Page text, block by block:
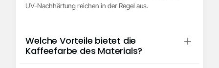
UV-Nachhärtung reichen in der Regel aus.
Welche Vorteile bietet die
Kaffeefarbe des Materials?